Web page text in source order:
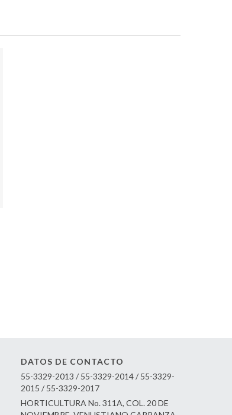
DATOS DE CONTACTO
55-3329-2013 / 55-3329-2014 / 55-3329-
2015 / 55-3329-2017
HORTICULTURA No. 311A, COL. 20 DE